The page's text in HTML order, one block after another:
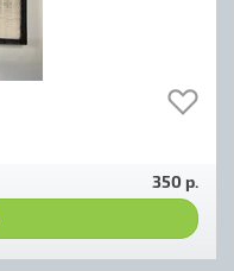
350 р.